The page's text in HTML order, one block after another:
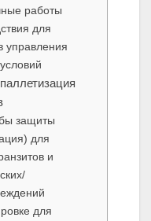
работы
для
управления
защиты
для
и
для